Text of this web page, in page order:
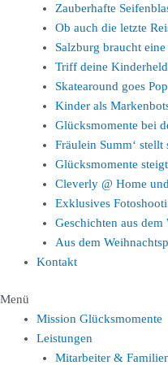
Zauberhafte
Ob auch die letzte
Salzburg braucht
Triff deine
Skatearound goes
Kinder als
Glücksmomente bei
Fräulein Summ‘ stellt
Glücksmomente
Cleverly @ Home
Exklusives
Geschichten aus
Aus dem
Kontakt
Menü
Mission Glücksmomente
Leistungen
Mitarbeiter &